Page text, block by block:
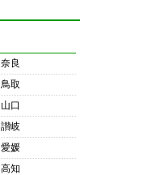
奈良
鳥取
山口
讃岐
愛媛
高知